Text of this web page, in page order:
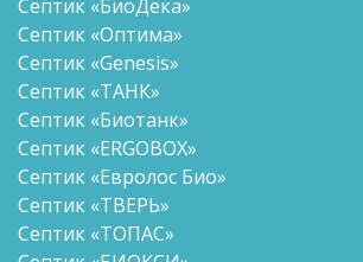
Септик «БиоДека»
Септик «Оптима»
Септик «Genesis»
Септик «ТАНК»
Септик «Биотанк»
Септик «ERGOBOX»
Септик «Евролос Био»
Септик «ТВЕРЬ»
Септик «ТОПАС»